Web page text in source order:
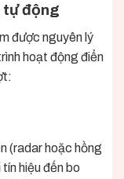
tự động
được nguyên lý
hoạt động điển
(radar hoặc hồng
hiệu đến bo